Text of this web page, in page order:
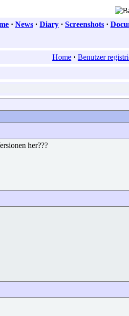
· News · Diary · Screenshots ·
Home · Benutzer
her???